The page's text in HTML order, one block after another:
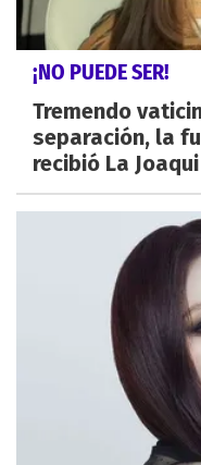
¡NO PUEDE SER!
Tremendo
separación, la
recibió La Joaqui